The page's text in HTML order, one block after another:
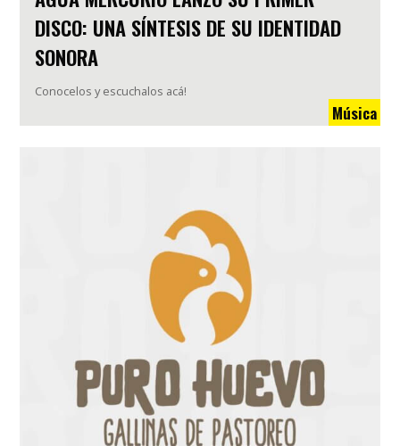
DISCO: UNA SÍNTESIS DE SU IDENTIDAD
SONORA
Conocelos y escuchalos acá!
Música